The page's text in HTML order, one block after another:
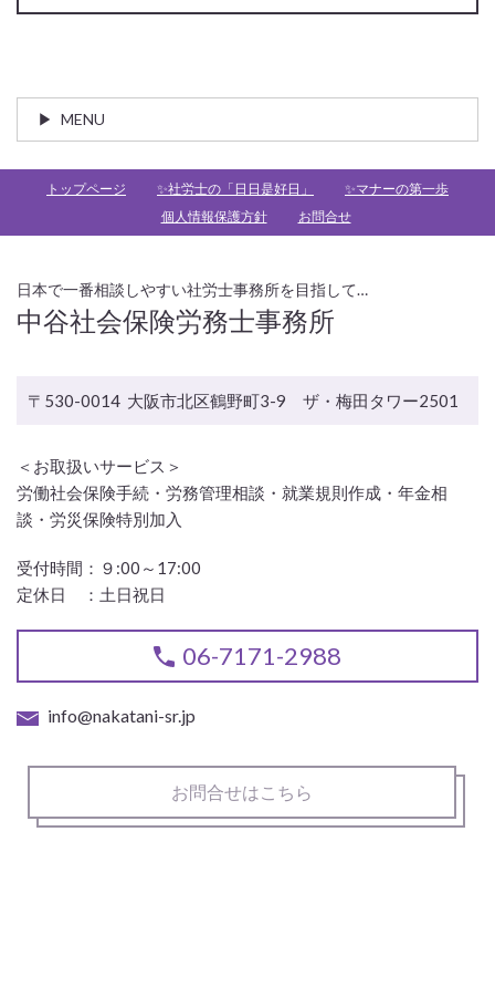
MENU
トップページ ✨社労士の「日日是好日」
✨マナーの第一歩
個人情報保護方針
お問合せ
日本で一番相談しやすい社労士事務所を目指して…
中谷社会保険労務士事務所
〒530-0014 大阪市北区鶴野町3-9 ザ・梅田タワー2501
＜お取扱いサービス＞
労働社会保険手続・労務管理相談・就業規則作成・年金相
談・労災保険特別加入
受付時間： ９:00～17:00
定休日 ： 土日祝日
06-7171-2988
info@nakatani-sr.jp
お問合せはこちら